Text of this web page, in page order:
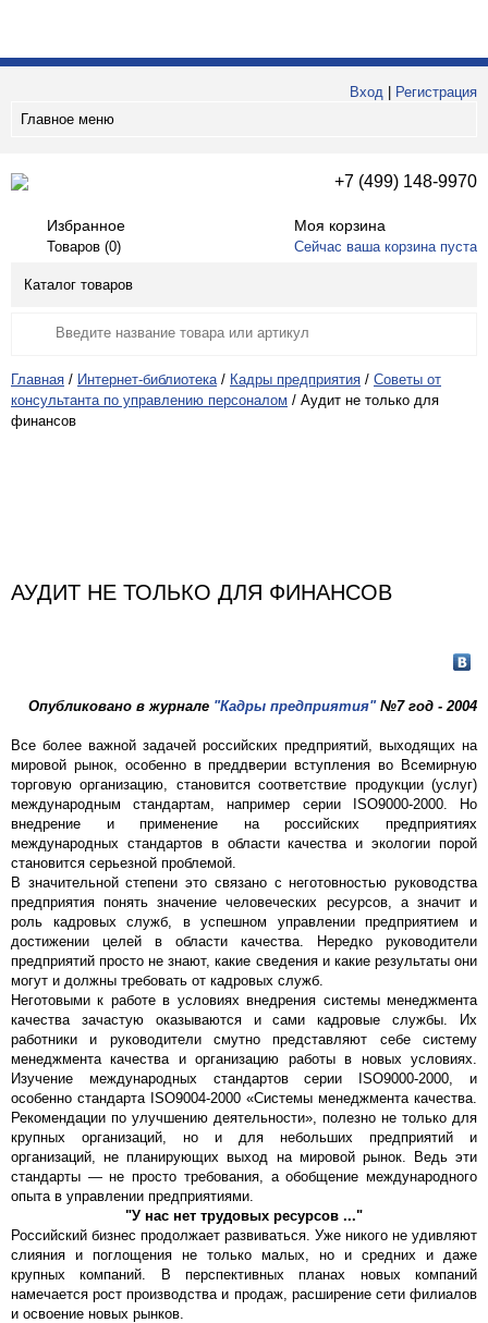
Вход
Регистрация
Главное меню
+7 (499) 148-9970
Избранное
Товаров (0)
Моя корзина
Сейчас ваша корзина пуста
Каталог товаров
Главная / Интернет-библиотека / Кадры предприятия / Советы от
консультанта по управлению персоналом / Аудит не только для
финансов
АУДИТ НЕ ТОЛЬКО ДЛЯ ФИНАНСОВ
Опубликовано в журнале "Кадры предприятия"№7 год - 2004
Все более важной задачей российских предприятий, выходящих на
мировой рынок, особенно в преддверии вступления во Всемирную
торговую организацию, становится соответствие продукции (услуг)
международным стандартам, например серии ISO9000-2000. Но
внедрение и применение на российских предприятиях
международных стандартов в области качества и экологии порой
становится серьезной проблемой.
В значительной степени это связано с неготовностью руководства
предприятия понять значение человеческих ресурсов, а значит и
роль кадровых служб, в успешном управлении предприятием и
достижении целей в области качества. Нередко руководители
предприятий просто не знают, какие сведения и какие результаты они
могут и должны требовать от кадровых служб.
Неготовыми к работе в условиях внедрения системы менеджмента
качества зачастую оказываются и сами кадровые службы. Их
работники и руководители смутно представляют себе систему
менеджмента качества и организацию работы в новых условиях.
Изучение международных стандартов серии ISO9000-2000, и
особенно стандарта ISO9004-2000 «Системы менеджмента качества.
Рекомендации по улучшению деятельности», полезно не только для
крупных организаций, но и для небольших предприятий и
организаций, не планирующих выход на мировой рынок. Ведь эти
стандарты — не просто требования, а обобщение международного
опыта в управлении предприятиями.
"У нас нет трудовых ресурсов ..."
Российский бизнес продолжает развиваться. Уже никого не удивляют
слияния и поглощения не только малых, но и средних и даже
крупных компаний. В перспективных планах новых компаний
намечается рост производства и продаж, расширение сети филиалов
и освоение новых рынков.